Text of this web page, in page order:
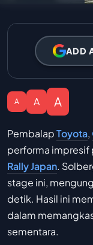
ADD
A A A
PembalapToyota,
performa impresif
Rally Japan.
stage ini,
detik. Hasil ini
dalam
sementara.